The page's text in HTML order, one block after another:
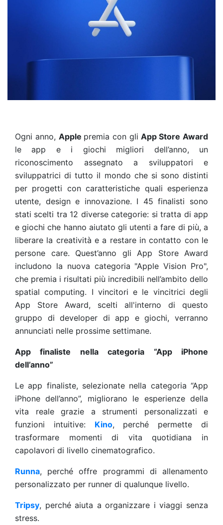
Ogni anno, Apple premia con gli App Store Award
le app e i giochi migliori dell’anno, un
riconoscimento assegnato a sviluppatori e
sviluppatrici di tutto il mondo che si sono distinti
per progetti con caratteristiche quali esperienza
utente, design e innovazione. I 45 finalisti sono
stati scelti tra 12 diverse categorie: si tratta di app
e giochi che hanno aiutato gli utenti a fare di più, a
liberare la creatività e a restare in contatto con le
persone care. Quest’anno gli App Store Award
includono la nuova categoria "Apple Vision Pro",
che premia i risultati più incredibili nell’ambito dello
spatial computing. I vincitori e le vincitrici degli
App Store Award, scelti all'interno di questo
gruppo di developer di app e giochi, verranno
annunciati nelle prossime settimane.
App finaliste nella categoria “App iPhone
dell’anno”
Le app finaliste, selezionate nella categoria “App
iPhone dell’anno”, migliorano le esperienze della
vita reale grazie a strumenti personalizzati e
funzioni intuitive: Kino, perché permette di
trasformare momenti di vita quotidiana in
capolavori di livello cinematografico.
Runna, perché offre programmi di allenamento
personalizzato per runner di qualunque livello.
Tripsy, perché aiuta a organizzare i viaggi senza
stress.